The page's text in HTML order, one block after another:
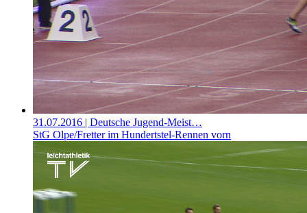
31.07.2016 | Deutsche Jugend-Meist…
StG Olpe/Fretter im Hundertstel-Rennen vorn